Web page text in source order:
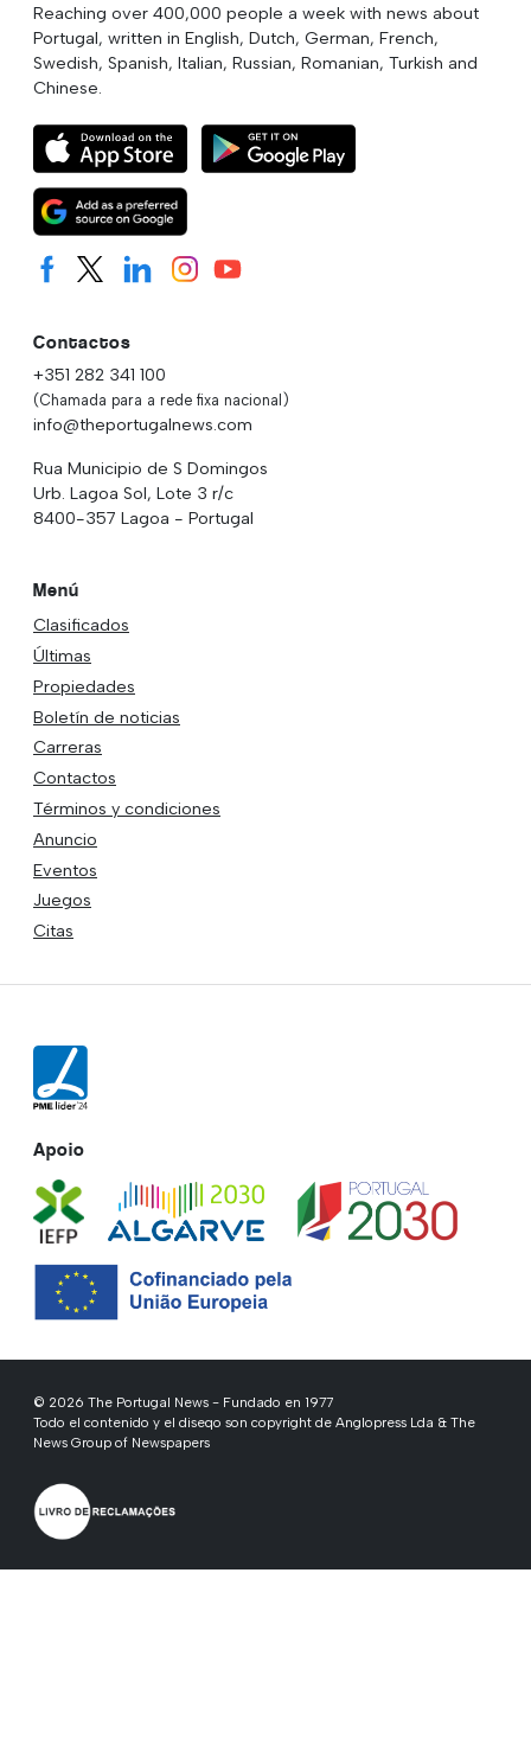
Reaching over 400,000 people a week with news about
Portugal, written in English, Dutch, German, French,
Swedish, Spanish, Italian, Russian, Romanian, Turkish and
Chinese.
Contactos
+351 282 341 100
(Chamada para a rede fixa nacional)
info@theportugalnews.com
Rua Municipio de S Domingos
Urb. Lagoa Sol, Lote 3 r/c
8400-357 Lagoa - Portugal
Menú
Clasificados
Últimas
Propiedades
Boletín de noticias
Carreras
Contactos
Términos y condiciones
Anuncio
Eventos
Juegos
Citas
Apoio
© 2026 The Portugal News - Fundado en 1977
Todo el contenido y el diseqo son copyright de Anglopress Lda & The
News Group of Newspapers